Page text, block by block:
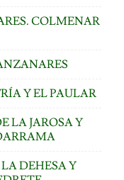
COLMENAR
Y EL PAULAR
LA JAROSA Y
DEHESA Y